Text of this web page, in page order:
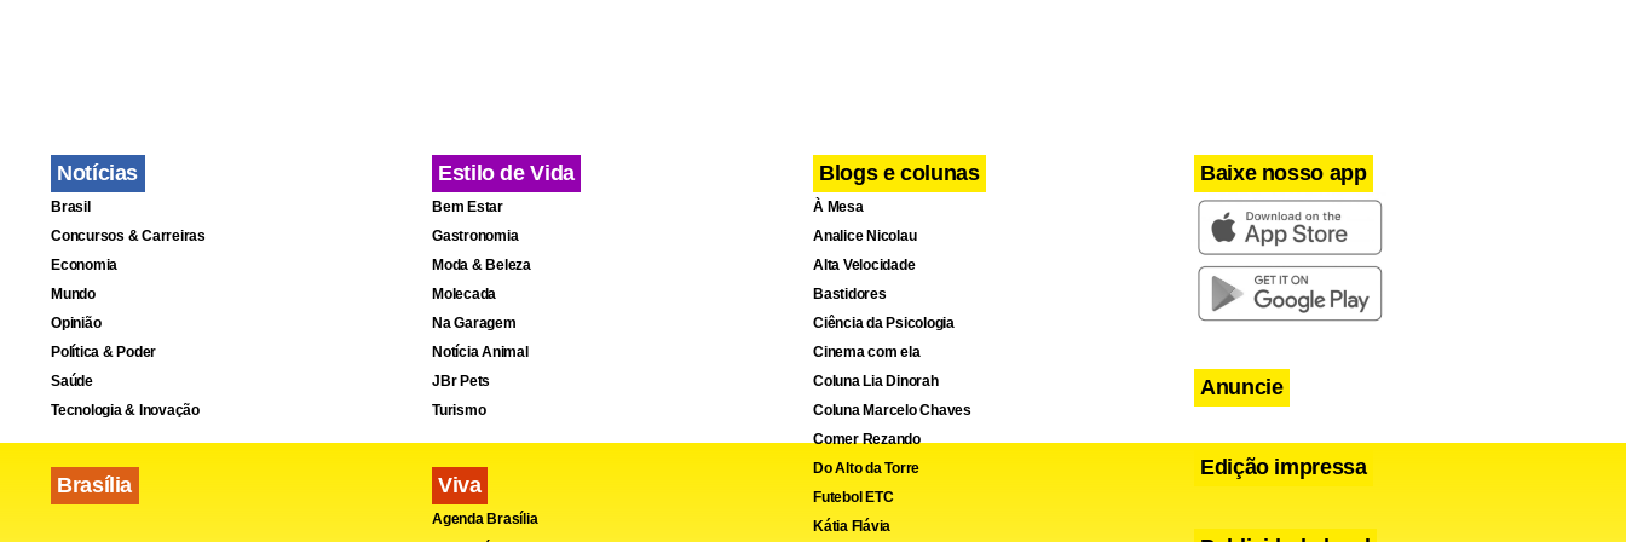
Notícias
Brasil
Concursos & Carreiras
Economia
Mundo
Opinião
Política & Poder
Saúde
Tecnologia & Inovação
Brasília
Estilo de Vida
Bem Estar
Gastronomia
Moda & Beleza
Molecada
Na Garagem
Notícia Animal
JBr Pets
Turismo
Viva
Agenda Brasília
Blogs e colunas
À Mesa
Analice Nicolau
Alta Velocidade
Bastidores
Ciência da Psicologia
Cinema com ela
Coluna Lia Dinorah
Coluna Marcelo Chaves
Comer Rezando
Do Alto da Torre
Futebol ETC
Kátia Flávia
Baixe nosso app
Anuncie
Edição impressa